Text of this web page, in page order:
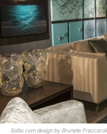
Sofás com design by Brunete Fraccaroli